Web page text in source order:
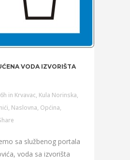
VODA IZVORIŠTA
in Krvavac, Kula Norinska,
, Naslovna, Općina,
sa službenog portala
voda sa izvorišta